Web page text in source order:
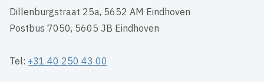
Dillenburgstraat 25a, 5652 AM Eindhoven
Postbus 7050, 5605 JB Eindhoven
Tel: +31 40 250 43 00